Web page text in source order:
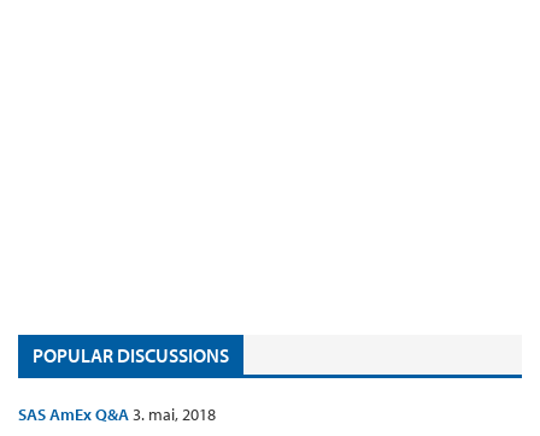
POPULAR DISCUSSIONS
SAS AmEx Q&A3. mai, 2018